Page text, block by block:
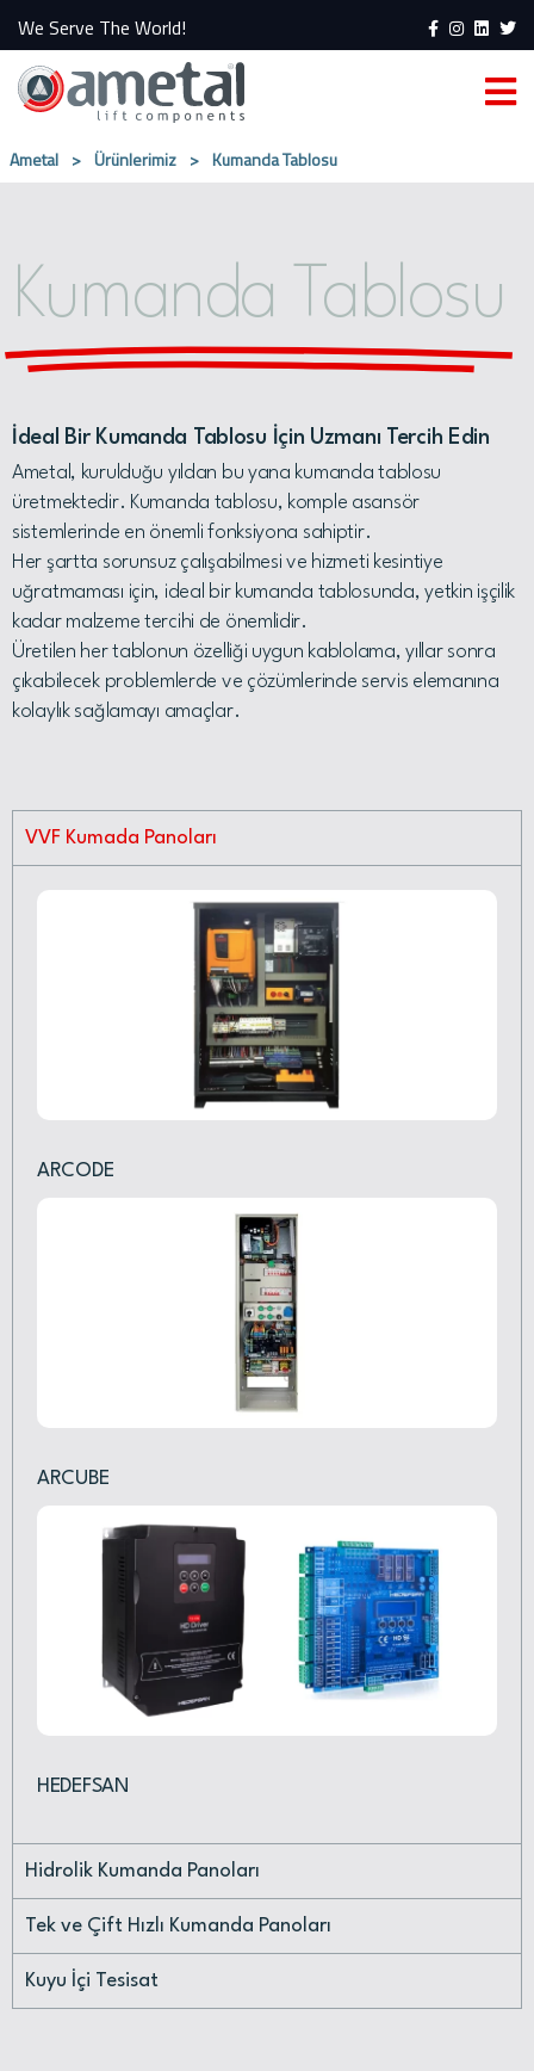
We Serve The World!
Ametal > Ürünlerimiz > Kumanda Tablosu
Kumanda Tablosu
İdeal Bir Kumanda Tablosu İçin Uzmanı Tercih Edin
Ametal, kurulduğu yıldan bu yana kumanda tablosu
üretmektedir. Kumanda tablosu, komple asansör
sistemlerinde en önemli fonksiyona sahiptir.
Her şartta sorunsuz çalışabilmesi ve hizmeti kesintiye
uğratmaması için, ideal bir kumanda tablosunda, yetkin işçilik
kadar malzeme tercihi de önemlidir.
Üretilen her tablonun özelliği uygun kablolama, yıllar sonra
çıkabilecek problemlerde ve çözümlerinde servis elemanına
kolaylık sağlamayı amaçlar.
VVF Kumada Panoları
ARCODE
ARCUBE
HEDEFSAN
Hidrolik Kumanda Panoları
Tek ve Çift Hızlı Kumanda Panoları
Kuyu İçi Tesisat